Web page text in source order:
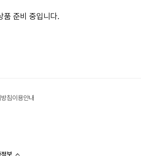
품 준비 중입니다.
침이용안내
보